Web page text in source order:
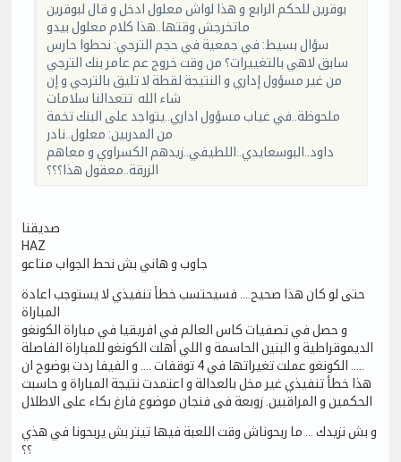
بوقرين للحكم الرابع و هذا لواش معلول ادخل و قال لبوقرين
ماتخرجش وقتها..هذا كلام معلول بيدو
سؤال بسيط: في جمعية في حجم الترجي: نحطوا حارس
سابق لاهي بالتغييرات؟ من وقت خروج عم عامر بنك الترجي
من غير مسؤول إداري و النتيجة لقطة لا تليق بالترجي و إن
شاء الله تتعدالنا سلامات
ملحوظة..في غياب مسؤول اداري..يتواجد على البنك تخمة
من المدربين: معلول..نادر
داود..البوسعايدي..اللطيفي..زيدهم الكسراوي و معاهم
الزرقة..معقول هذا؟؟؟
صديقنا
HAZ
جاوب و هاني بش نحط الجواب متاعو
حتى لو كان هذا صحيح.... فسيحتسب خطأ تنفيذي لا يستوجب اعادة
المباراة
و حصل في تصفيات كاس العالم في افريقيا في مباراة الكونغو
الديموقراطية و البنين الحاسمة و اللي أهلت الكونغو للمباراة الفاصلة
..... الكونغو عملت تغيراتها في 4 توقفات .... و الفيفا ردت بوضوح ان
هذا خطأ تنفيذي غير مخل بالعدالة و اعتمدت نتيجة المباراة و حاسبت
الحكمين و المراقبين. زوبعة فى فنجان موضوع فارغ بكاء على الاطلال
و بش نزيدك … ما ربحوناش وقت اللعبة فيها تيتر بش يربحونا في هذي
؟؟